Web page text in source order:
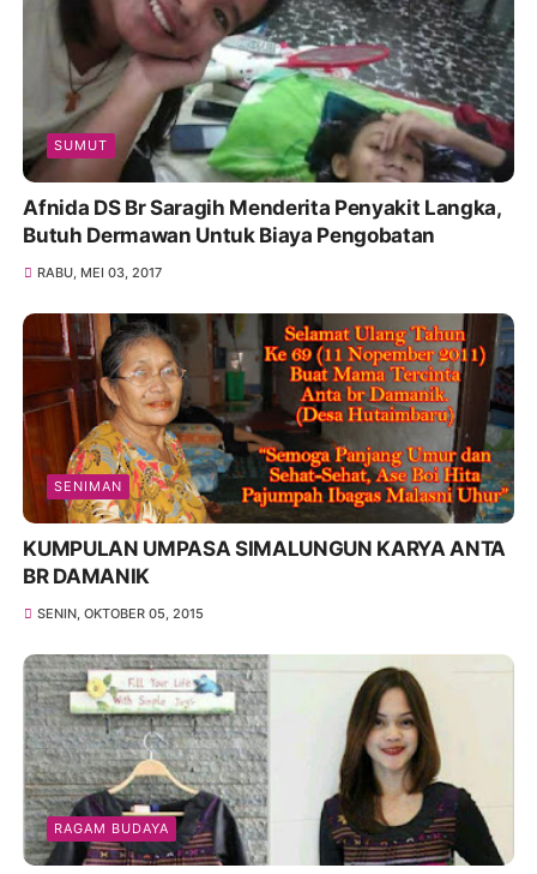
SUMUT
Afnida DS Br Saragih Menderita Penyakit Langka,
Butuh Dermawan Untuk Biaya Pengobatan
RABU, MEI 03, 2017
SENIMAN
KUMPULAN UMPASA SIMALUNGUN KARYA ANTA
BR DAMANIK
SENIN, OKTOBER 05, 2015
RAGAM BUDAYA